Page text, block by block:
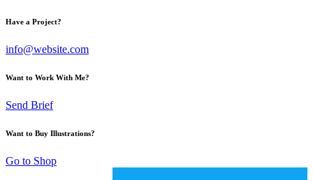
Have a Project?
info@website.com
Want to Work With Me?
Send Brief
Want to Buy Illustrations?
Go to Shop